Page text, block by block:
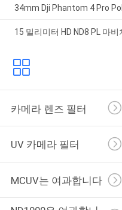
34mm Dji Phantom 4 Pro
15 밀리미터 HD ND8 PL 마
카메라 렌즈 필터
UV 카메라 필터
MCUV는 여과합니다